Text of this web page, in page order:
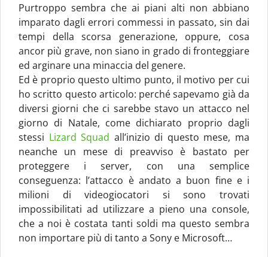
Purtroppo sembra che ai piani alti non abbiano
imparato dagli errori commessi in passato, sin dai
tempi della scorsa generazione, oppure, cosa
ancor più grave, non siano in grado di fronteggiare
ed arginare una minaccia del genere.
Ed è proprio questo ultimo punto, il motivo per cui
ho scritto questo articolo: perché sapevamo già da
diversi giorni che ci sarebbe stavo un attacco nel
giorno di Natale, come dichiarato proprio dagli
stessi Lizard Squad all’inizio di questo mese, ma
neanche un mese di preavviso è bastato per
proteggere i server, con una semplice
conseguenza: l’attacco è andato a buon fine e i
milioni di videogiocatori si sono trovati
impossibilitati ad utilizzare a pieno una console,
che a noi è costata tanti soldi ma questo sembra
non importare più di tanto a Sony e Microsoft…